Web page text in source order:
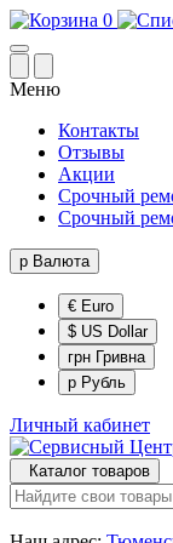
0
Меню
Контакты
Отзывы
Акции
Срочный
Срочный
р Валюта
€ Euro
$ US Dollar
грн Гривна
р Рубль
Личный кабинет
Каталог товаров